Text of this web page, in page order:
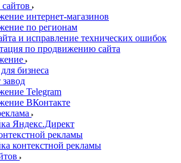
интернет-магазинов
по регионам
и исправление технических ошибок
по продвижению сайта
бизнеса
Telegram
ВКонтакте
Яндекс.Директ
рекламы
контекстной рекламы